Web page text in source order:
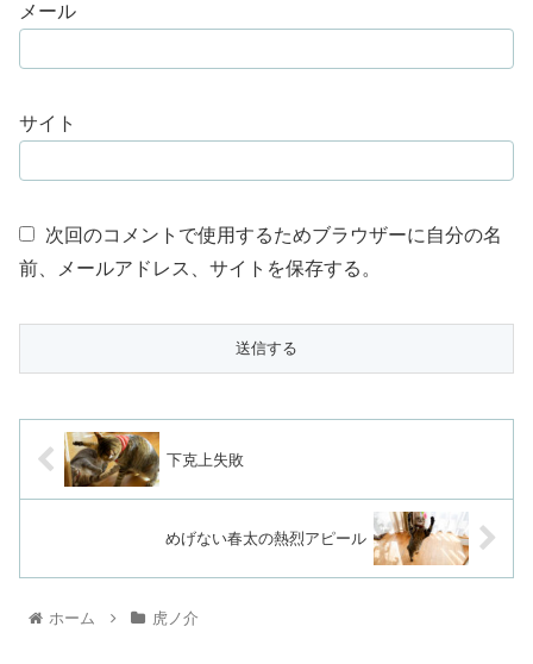
メール
サイト
次回のコメントで使用するためブラウザーに自分の名
前、メールアドレス、サイトを保存する。
下克上失敗
めげない春太の熱烈アピール
ホーム 虎ノ介